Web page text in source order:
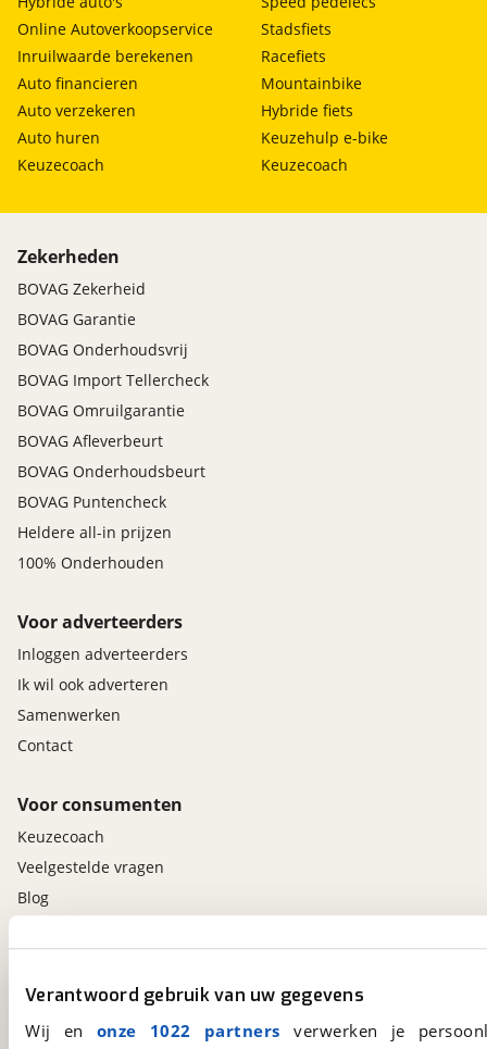
Verantwoord gebruik van uw gegevens
Wij en onze 1022 partners verwerken je
Online Autoverkoopservice
Inruilwaarde berekenen
Auto financieren
Auto verzekeren
Auto huren
Keuzecoach
Stadsfiets
Racefiets
Mountainbike
Hybride fiets
Keuzehulp e-bike
Keuzecoach
Zekerheden
BOVAG Zekerheid
BOVAG Garantie
BOVAG Onderhoudsvrij
BOVAG Import Tellercheck
BOVAG Omruilgarantie
BOVAG Afleverbeurt
BOVAG Onderhoudsbeurt
BOVAG Puntencheck
Heldere all-in prijzen
100% Onderhouden
Voor adverteerders
Inloggen adverteerders
Ik wil ook adverteren
Samenwerken
Contact
Voor consumenten
Keuzecoach
Veelgestelde vragen
Blog
viaBOVAG.nl app
Altijd het meest recente aanbod bij de hand.